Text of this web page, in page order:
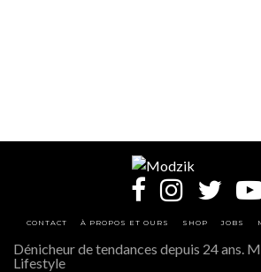
CONTACT À PROPOS ET OURS SHOP JOBS
Dénicheur de tendances depuis 24 ans.
Lifestyle